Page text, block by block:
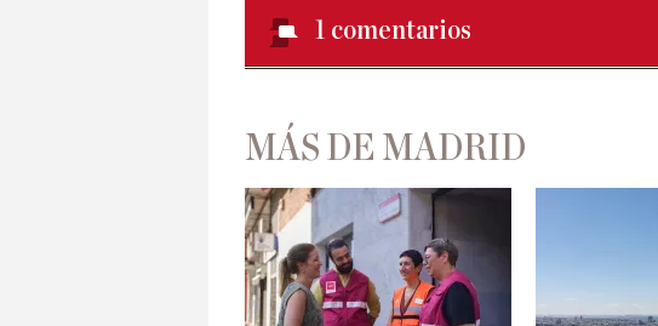
1 comentarios
MÁS DE MADRID